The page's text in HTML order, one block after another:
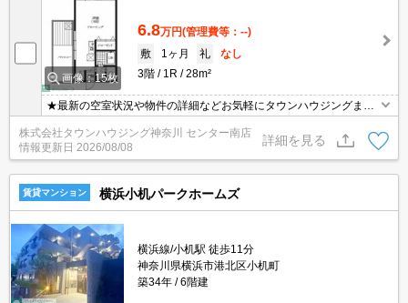
画像：15枚
6.8万円(管理費等：--)
敷
1ヶ月 礼
なし
3階
1R 28m²
★最新の空室状況や物件の詳細などお気軽にタウンハウジングまで
株式会社タウンハウジング神奈川 センター南店
情報更新日 2026/08/08
詳細を見る
賃貸マンション 横浜小机パークホームズ
横浜線/小机駅 徒歩11分
神奈川県横浜市港北区小机町
築34年
6階建